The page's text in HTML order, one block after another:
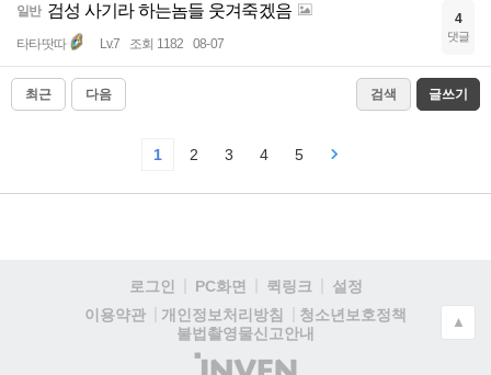
일반 검성 사기라 하는놈들 웃겨죽겠음
타타땃따 Lv.7 조회 1182 08-07
4
댓글
최근 다음 검색 글쓰기
1 2 3 4 5
로그인 PC화면 퀵링크
설정
이용약관
개인정보처리방침
청소년보호정책
불법촬영물신고안내
(주)
▲